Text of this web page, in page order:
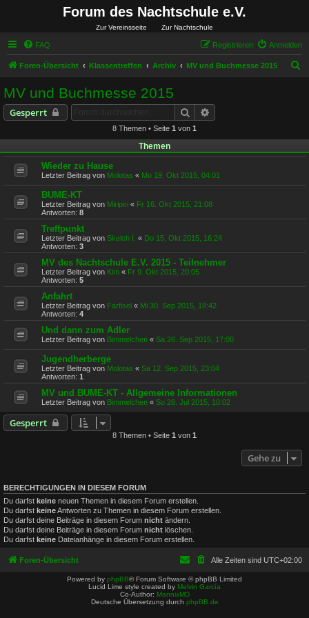
Forum des Nachtschule e.V.
Zur Vereinsseite Zur Nachtschule
FAQ Anmelden
Registrieren
Foren-Übersicht Klassentreffen Archiv MV und Buchmesse 2015
MV und Buchmesse 2015
Gesperrt Suche
8 Themen • Seite 1 von 1
Themen
Wieder zu Hause
Letzter Beitrag von Molotas « Mo 19. Okt 2015, 04:01
BUME-KT
Letzter Beitrag von Miripiri « Fr 16. Okt 2015, 21:08
Antworten: 8
Treffpunkt
Letzter Beitrag von Skelch I. « Do 15. Okt 2015, 16:24
Antworten: 3
MV des Nachtschule E.V. 2015 - Teilnehmer
Letzter Beitrag von Kim « Fr 9. Okt 2015, 20:05
Antworten: 5
Anfahrt
Letzter Beitrag von Farfisel « Mi 30. Sep 2015, 18:42
Antworten: 4
Und dann zum Adler
Letzter Beitrag von Bimmelchen « Sa 26. Sep 2015, 17:00
Jugendherberge
Letzter Beitrag von Molotas « Sa 12. Sep 2015, 23:04
Antworten: 1
MV und BUME-KT - Allgemeine Informationen
Letzter Beitrag von Bimmelchen « So 26. Jul 2015, 10:02
Gesperrt
8 Themen • Seite 1 von 1
Gehe zu
BERECHTIGUNGEN IN DIESEM FORUM
Du darfst keine neuen Themen in diesem Forum erstellen.
Du darfst keineAntworten zu Themen in diesem Forum erstellen.
Du darfst deine Beiträge in diesem Forum nicht ändern.
Du darfst deine Beiträge in diesem Forum nicht löschen.
Du darfst keine Dateianhänge in diesem Forum erstellen.
Foren-Übersicht Alle Zeiten sind UTC+02:00
Powered by phpBB® Forum Software © phpBB Limited
Lucid Lime style created by Melvin García
Co-Author: MannixMD
Deutsche Übersetzung durch phpBB.de